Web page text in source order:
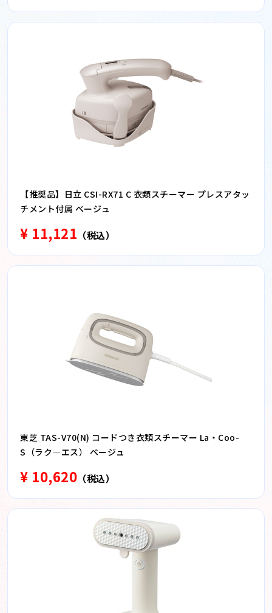
【推奨品】日立 CSI-RX71 C 衣類スチーマー プレスアタッ
チメント付属 ベージュ
¥ 11,121 （税込）
東芝 TAS-V70(N) コードつき衣類スチーマー La・Coo-
S（ラク―エス） ベージュ
¥ 10,620 （税込）